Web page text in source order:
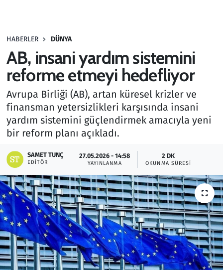
HABERLER DÜNYA
AB, insani yardım sistemini
reforme etmeyi hedefliyor
Avrupa Birliği (AB), artan küresel krizler ve
finansman yetersizlikleri karşısında insani
yardım sistemini güçlendirmek amacıyla yeni
bir reform planı açıkladı.
SAMET TUNÇ
EDITÖR
27.05.2026 - 14:58
YAYINLANMA
2 DK
OKUNMA SÜRESI
Haber
Kültür Sanat
Kurumsal Haberler
Lezzet Durağı
Oyun
Ramazan
Resmi İlanlar